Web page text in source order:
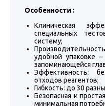
Особенности :
Клиническая
специальных
систему;
удобной упаковке
запоминающейся
Эффективность:
отходов реагентов;
Гибкость: до 30
Безопасная и
минимальная